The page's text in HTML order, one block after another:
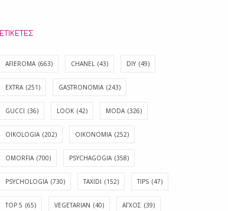
ΕΤΙΚΈΤΕΣ
AFIEROMA (663) CHANEL (43) DIY (49)
EXTRA (251) GASTRONOMIA (243)
GUCCI (36) LOOK (42) MODA (326)
OIKOLOGIA (202) OIKONOMIA (252)
OMORFIA (700) PSYCHAGOGIA (358)
PSYCHOLOGIA (730) TAXIDI (152) TIPS (47)
TOP 5 (65) VEGETARIAN (40) ΑΓΧΟΣ (39)